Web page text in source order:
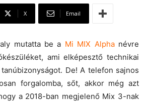
X Email
mutatta be a Mi MIX Alphanévre
ami elképesztő technikai
De! A telefon sajnos
forgalomba, sőt, akkor még azt
a 2018-ban megjelenő Mix 3-nak